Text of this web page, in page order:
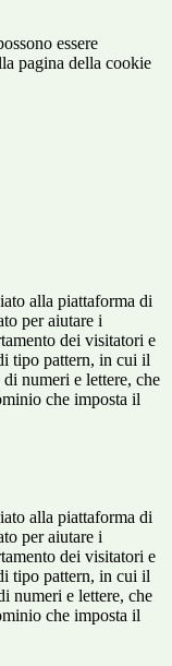
essere
pagina della cookie
alla piattaforma di
per aiutare i
dei visitatori e
tipo pattern, in cui il
numeri e lettere, che
che imposta il
alla piattaforma di
per aiutare i
dei visitatori e
tipo pattern, in cui il
numeri e lettere, che
che imposta il